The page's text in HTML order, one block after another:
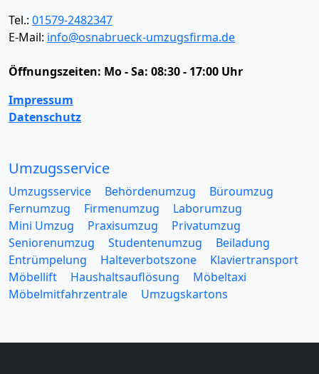
Tel.: 01579-2482347
E-Mail: info@osnabrueck-umzugsfirma.de
Öffnungszeiten: Mo - Sa: 08:30 - 17:00 Uhr
Impressum
Datenschutz
Umzugsservice
Umzugsservice Behördenumzug
Büroumzug
Fernumzug
Firmenumzug
Laborumzug
Mini Umzug
Praxisumzug
Privatumzug
Seniorenumzug
Studentenumzug
Beiladung
Entrümpelung
Halteverbotszone
Klaviertransport
Möbellift
Haushaltsauflösung
Möbeltaxi
Möbelmitfahrzentrale
Umzugskartons